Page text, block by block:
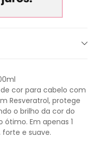
cor para cabelo com
Resveratrol, protege
o brilho da cor do
Em apenas 1
e suave.